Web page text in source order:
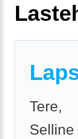
Tere,
Selline